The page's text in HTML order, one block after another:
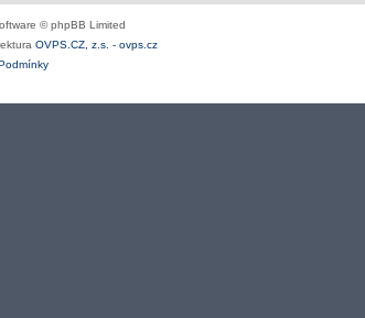
© phpBB Limited
OVPS.CZ, z.s. - ovps.cz